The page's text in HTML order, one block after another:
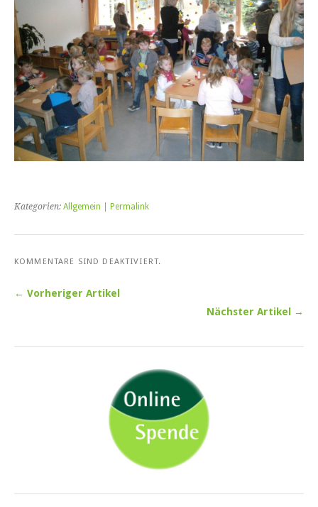
Kategorien: Allgemein Permalink
KOMMENTARE SIND DEAKTIVIERT.
← Vorheriger Artikel
Nächster Artikel →